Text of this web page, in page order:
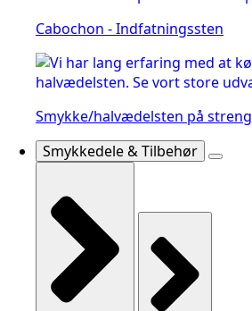
Cabochon - Indfatningssten
Smykke/halvædelsten på streng
Smykkedele & Tilbehør